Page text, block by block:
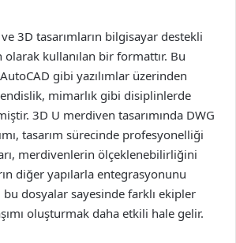
3D tasarımların bilgisayar destekli
olarak kullanılan bir formattır. Bu
gibi yazılımlar üzerinden
mimarlık gibi disiplinlerde
3D U merdiven tasarımında DWG
tasarım sürecinde profesyonelliği
merdivenlerin ölçeklenebilirliğini
diğer yapılarla entegrasyonunu
bu dosyalar sayesinde farklı ekipler
oluşturmak daha etkili hale gelir.